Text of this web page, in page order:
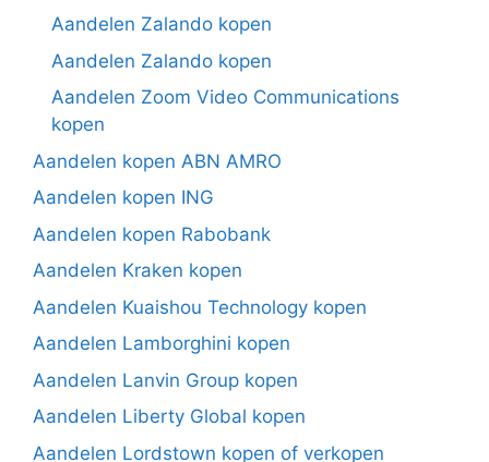
Aandelen Zalando kopen
Aandelen Zalando kopen
Aandelen Zoom Video Communications
kopen
Aandelen kopen ABN AMRO
Aandelen kopen ING
Aandelen kopen Rabobank
Aandelen Kraken kopen
Aandelen Kuaishou Technology kopen
Aandelen Lamborghini kopen
Aandelen Lanvin Group kopen
Aandelen Liberty Global kopen
Aandelen Lordstown kopen of verkopen